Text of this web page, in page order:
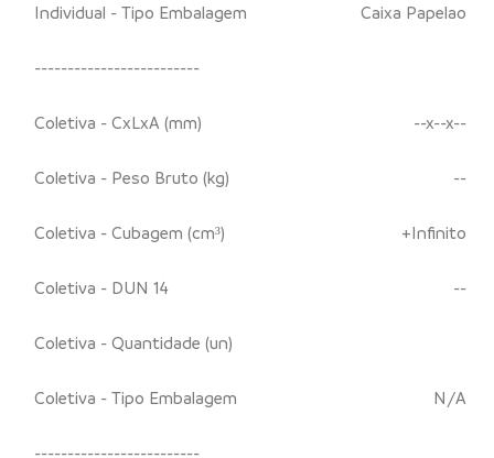
Individual - Tipo Embalagem Caixa Papelao
-------------------------
Coletiva - CxLxA (mm) --x--x--
Coletiva - Peso Bruto (kg) --
Coletiva - Cubagem (cm³) +Infinito
Coletiva - DUN 14 --
Coletiva - Quantidade (un)
Coletiva - Tipo Embalagem N/A
-------------------------